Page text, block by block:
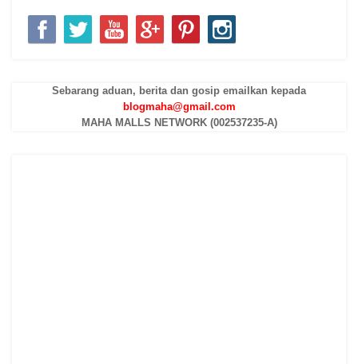
Sebarang aduan, berita dan gosip emailkan kepada
blogmaha@gmail.com
MAHA MALLS NETWORK (002537235-A)